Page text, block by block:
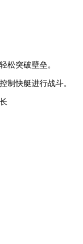
松突破壁垒。
制快艇进行战斗。